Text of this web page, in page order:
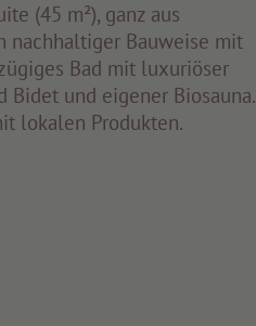
(45 m²), ganz aus
nachhaltiger Bauweise mit
Bad mit luxuriöser
Bidet und eigener Biosauna.
lokalen Produkten.